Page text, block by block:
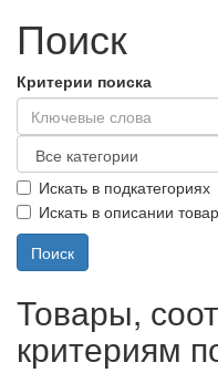
Поиск
Критерии поиска
Искать в подкатегориях
Искать в описании
Товары,
критериям